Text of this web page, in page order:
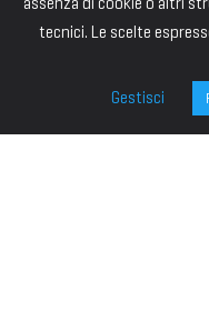
tecnici. Le scelte
Gestisci